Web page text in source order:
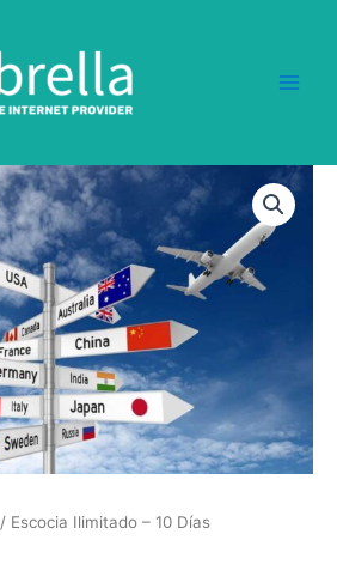
/ Escocia Ilimitado – 10 Días